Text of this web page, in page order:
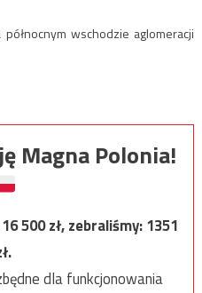
wschodzie aglomeracji
Magna Polonia!
16 500zł, zebraliśmy:1351
dla funkcjonowania